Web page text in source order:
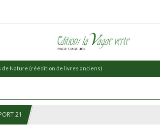
de Nature (réédition de livres anciens)
21